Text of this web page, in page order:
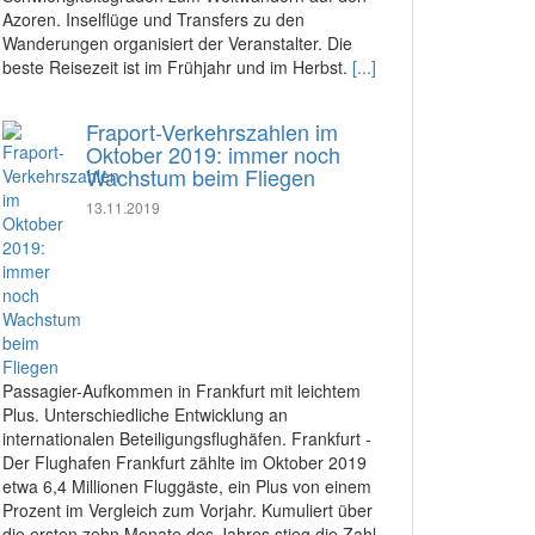
Azoren. Inselflüge und Transfers zu den
Wanderungen organisiert der Veranstalter. Die
beste Reisezeit ist im Frühjahr und im Herbst. [...]
Fraport-Verkehrszahlen im
Oktober 2019: immer noch
Wachstum beim Fliegen
13.11.2019
Passagier-Aufkommen in Frankfurt mit leichtem
Plus. Unterschiedliche Entwicklung an
internationalen Beteiligungsflughäfen. Frankfurt -
Der Flughafen Frankfurt zählte im Oktober 2019
etwa 6,4 Millionen Fluggäste, ein Plus von einem
Prozent im Vergleich zum Vorjahr. Kumuliert über